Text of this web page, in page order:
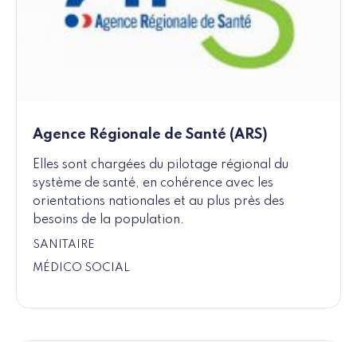
Agence Régionale de Santé (ARS)
Elles sont chargées du pilotage régional du
système de santé, en cohérence avec les
orientations nationales et au plus près des
besoins de la population.
SANITAIRE
MÉDICO SOCIAL